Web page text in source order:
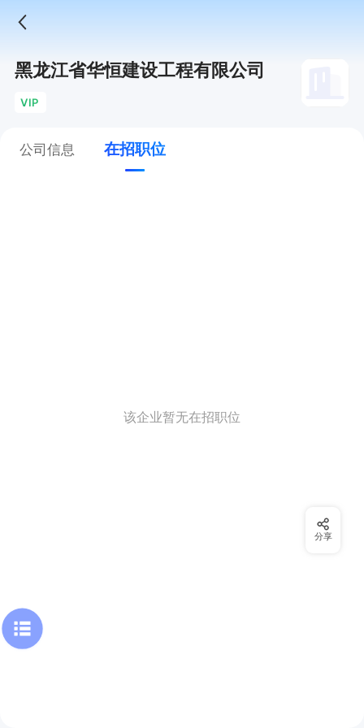
黑龙江省华恒建设工程有限公司
VIP
公司信息 在招职位
该企业暂无在招职位
分享